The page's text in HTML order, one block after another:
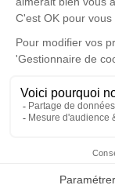
Faire-part
Un service de
disponible ici.
Cérémonie
21000 Dijon